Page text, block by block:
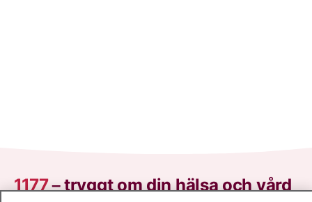
1177–tryggt om din hälsa och vård